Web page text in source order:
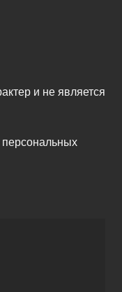
и не является
персональных